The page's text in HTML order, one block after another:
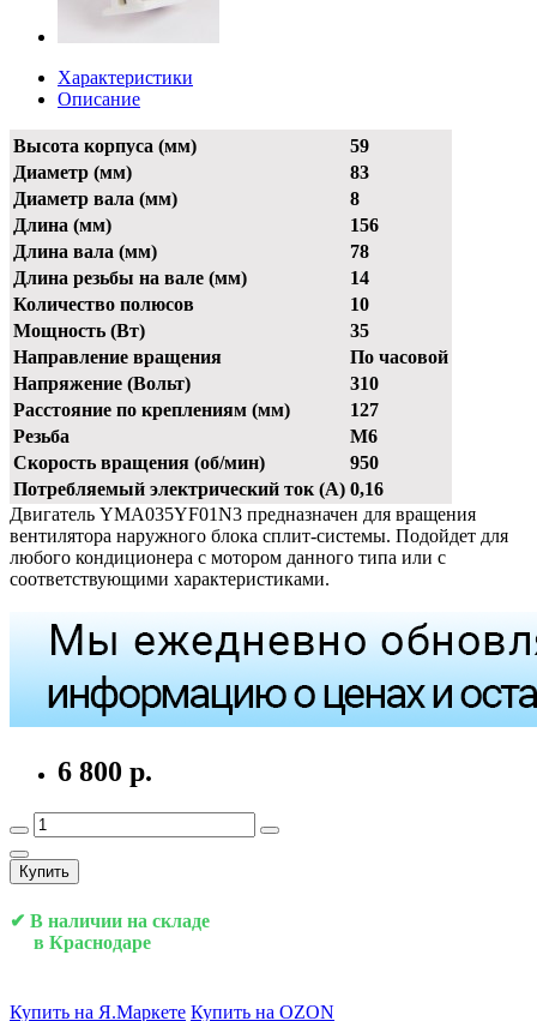
Характеристики
Описание
Высота корпуса (мм)
59
Диаметр (мм)
83
Диаметр вала (мм)
8
Длина (мм)
156
Длина вала (мм)
78
Длина резьбы на вале (мм)
14
Количество полюсов
10
Мощность (Вт)
35
Направление вращения
По часовой
Напряжение (Вольт)
310
Расстояние по креплениям (мм)
127
Резьба
М6
Скорость вращения (об/мин)
950
Потребляемый электрический ток (А) 0,16
Двигатель YMA035YF01N3 предназначен для вращения
вентилятора наружного блока сплит-системы. Подойдет для
любого кондиционера с мотором данного типа или с
соответствующими характеристиками.
6 800 р.
Купить
✔ В наличии на складе
в Краснодаре
Купить на Я.Маркете Купить на OZON